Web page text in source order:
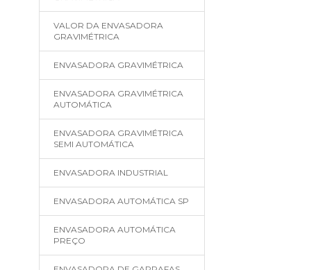
VALOR DA ENVASADORA
GRAVIMÉTRICA
ENVASADORA GRAVIMÉTRICA
ENVASADORA GRAVIMÉTRICA
AUTOMÁTICA
ENVASADORA GRAVIMÉTRICA
SEMI AUTOMÁTICA
ENVASADORA INDUSTRIAL
ENVASADORA AUTOMÁTICA SP
ENVASADORA AUTOMÁTICA
PREÇO